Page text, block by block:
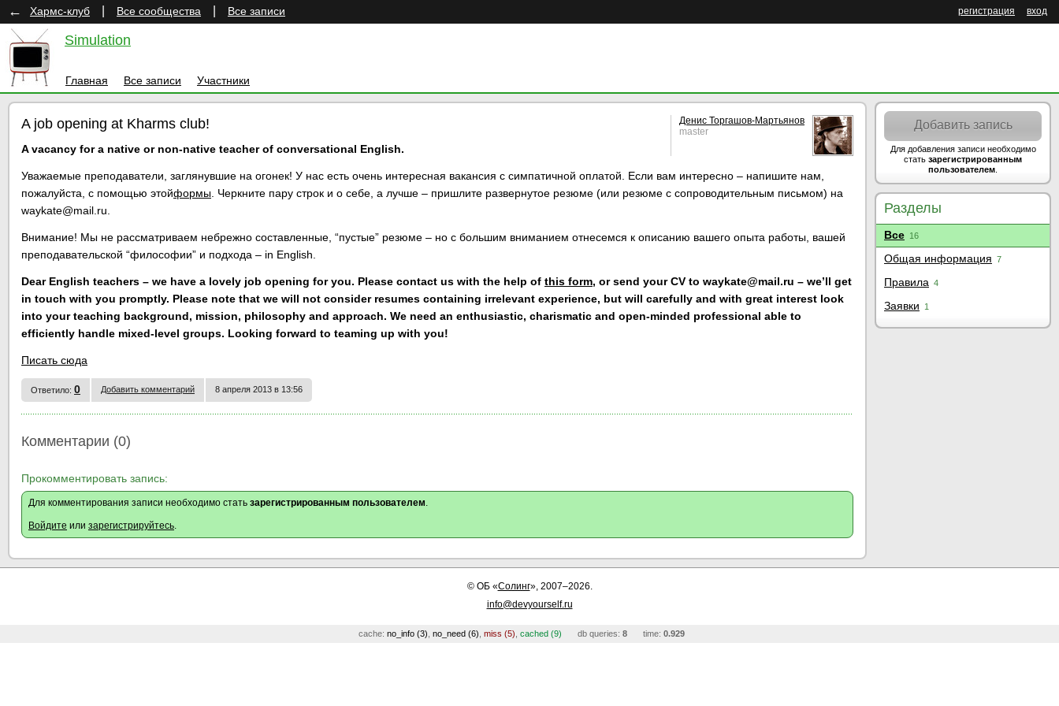
← Хармс-клуб вход
регистрация
Все сообщества Все записи
Simulation
Главная Все записи Участники
Денис Торгашов-Мартьянов
master
A job opening at Kharms club!
A vacancy for a native or non-native teacher of conversational English.
Уважаемые преподаватели, заглянувшие на огонек! У нас есть очень интересная вакансия с симпатичной оплатой. Если вам интересно – напишите нам,
пожалуйста, с помощью этойформы . Черкните пару строк и о себе, а лучше – пришлите развернутое резюме (или резюме с сопроводительным письмом) на
waykate@mail.ru.
Внимание! Мы не рассматриваем небрежно составленные, “пустые” резюме – но с большим вниманием отнесемся к описанию вашего опыта работы, вашей
преподавательской “философии” и подхода – in English.
Dear English teachers – we have a lovely job opening for you. Please contact us with the help of this form, or send your CV to waykate@mail.ru – we’ll get
in touch with you promptly. Please note that we will not consider resumes containing irrelevant experience, but will carefully and with great interest look
into your teaching background, mission, philosophy and approach. We need an enthusiastic, charismatic and open-minded professional able to
efficiently handle mixed-level groups. Looking forward to teaming up with you!
Писать сюда
Ответило: 0 Добавить комментарий 8 апреля 2013 в 13:56
Комментарии (0)
Прокомментировать запись:
Для комментирования записи необходимо стать зарегистрированным пользователем.
Войдите или зарегистрируйтесь.
Добавить запись
Для добавления записи необходимо
стать зарегистрированным
пользователем
Разделы
Все 16
Общая информация 7
Правила 4
Заявки 1
©ОБ «Солинг», 2007–2026.
info@devyourself.ru
cache: no_info (3) no_need (6) miss (5) cached (9) db queries: 8 time: 0.929